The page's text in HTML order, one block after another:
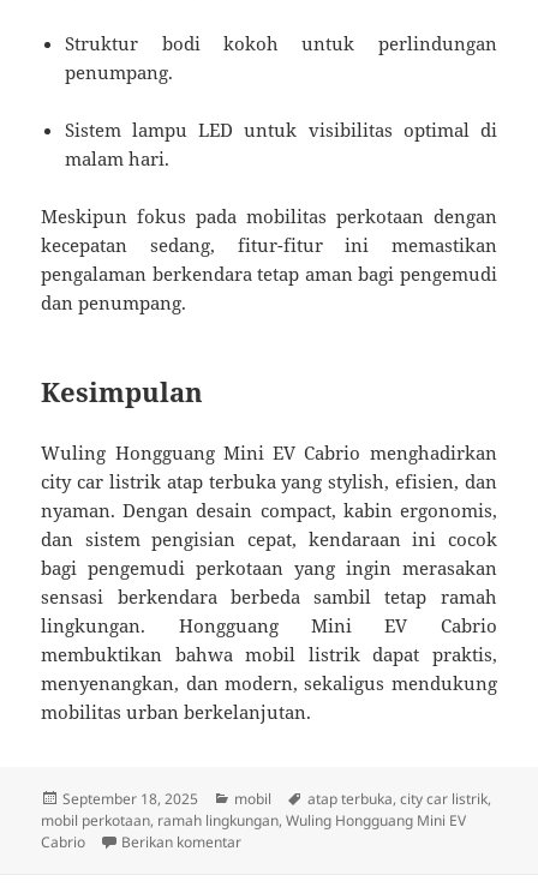
Struktur bodi kokoh untuk perlindungan
penumpang.
Sistem lampu LED untuk visibilitas optimal di
malam hari.
Meskipun fokus pada mobilitas perkotaan dengan
kecepatan sedang, fitur-fitur ini memastikan
pengalaman berkendara tetap aman bagi pengemudi
dan penumpang.
Kesimpulan
Wuling Hongguang Mini EV Cabrio menghadirkan
city car listrik atap terbuka yang stylish, efisien, dan
nyaman. Dengan desain compact, kabin ergonomis,
dan sistem pengisian cepat, kendaraan ini cocok
bagi pengemudi perkotaan yang ingin merasakan
sensasi berkendara berbeda sambil tetap ramah
lingkungan. Hongguang Mini EV Cabrio
membuktikan bahwa mobil listrik dapat praktis,
menyenangkan, dan modern, sekaligus mendukung
mobilitas urban berkelanjutan.
Diposkan
pada
September 18, 2025 Kategori
mobil Tag
atap terbuka,city car listrik,
mobil perkotaan, ramah lingkungan,Wuling Hongguang Mini EV
Cabrio
Berikan komentaruntuk Wuling Hongguang Mini EV Cabrio: